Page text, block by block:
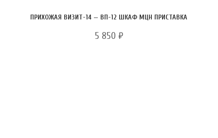
ПРИХОЖАЯ ВИЗИТ-14 — ВП-12 ШКАФ МЦН ПРИСТАВКА
5 850 ₽